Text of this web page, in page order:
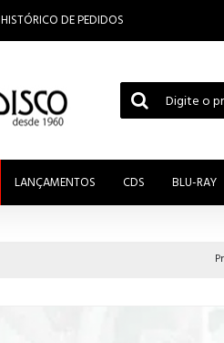
HISTÓRICO DE PEDIDOS
LANÇAMENTOS CDS BLU-RAY